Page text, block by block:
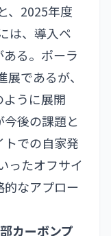
、2025年度
は、導入ペ
る。ポーラ
展であるが、
うに展開
後の課題と
での自家発
ったオフサイ
的なアプロー
カーボンプ